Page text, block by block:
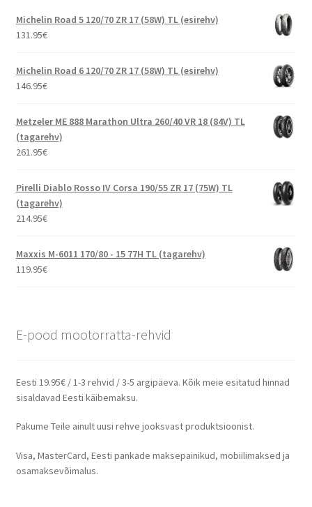
Michelin Road 5 120/70 ZR 17 (58W) TL (esirehv)
131.95€
Michelin Road 6 120/70 ZR 17 (58W) TL (esirehv)
146.95€
Metzeler ME 888 Marathon Ultra 260/40 VR 18 (84V) TL
(tagarehv)
261.95€
Pirelli Diablo Rosso IV Corsa 190/55 ZR 17 (75W) TL
(tagarehv)
214.95€
Maxxis M-6011 170/80 - 15 77H TL (tagarehv)
119.95€
E-pood mootorratta-rehvid
Eesti 19.95€ / 1-3 rehvid / 3-5 argipäeva. Kõik meie esitatud hinnad
sisaldavad Eesti käibemaksu.
Pakume Teile ainult uusi rehve jooksvast produktsioonist.
Visa, MasterCard, Eesti pankade maksepainikud, mobiilimaksed ja
osamaksevõimalus.